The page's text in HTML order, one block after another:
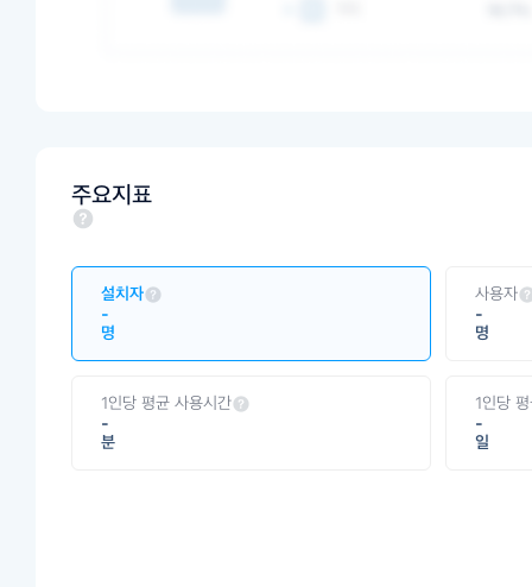
주요지표
설치자
-
명
사용자
-
명
1인당 평균 사용시간
-
분
1인당
-
일